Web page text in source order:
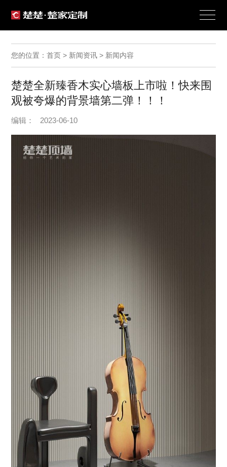
您的位置：首页 > 新闻资讯 > 新闻内容
楚楚全新臻香木实心墙板上市啦！快来围
观被夸爆的背景墙第二弹！！！
编辑： 2023-06-10